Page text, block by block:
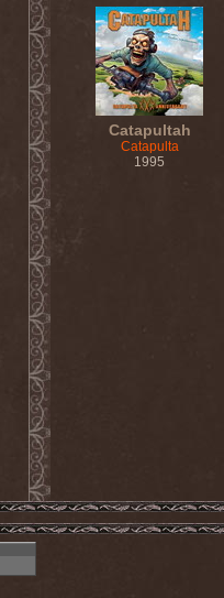
Catapultah
Catapulta
1995